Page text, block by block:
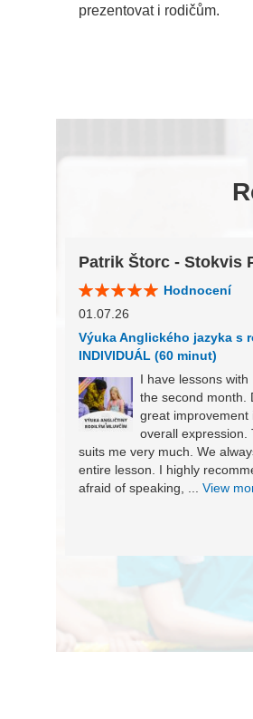
prezentovat i rodičům.
Patrik Štorc - Stokvis
Hodnocení
01.07.26
Výuka Anglického jazyka s
INDIVIDUÁL (60 minut)
I have lessons
the second month.
great improvement
overall expression.
suits me very much. We
entire lesson. I highly
afraid of speaking, ... View